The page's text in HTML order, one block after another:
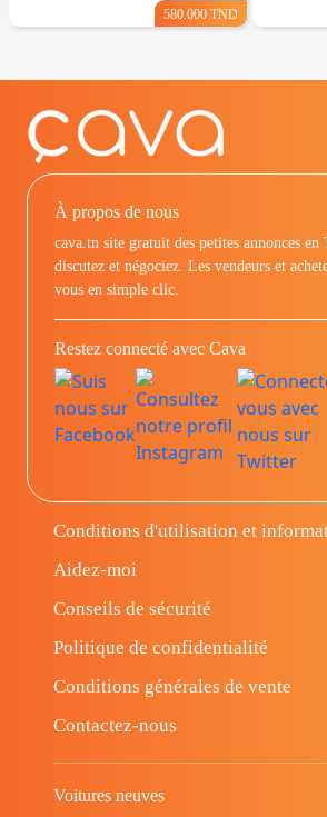
580.000 TND
À propos de nous
cava.tn site gratuit des petites annonces en
discutez et négociez. Les vendeurs et
vous en simple clic.
Restez connecté avec Cava
Conditions d'utilisation et
Aidez-moi
Conseils de sécurité
Politique de confidentialité
Conditions générales de vente
Contactez-nous
Voitures neuves